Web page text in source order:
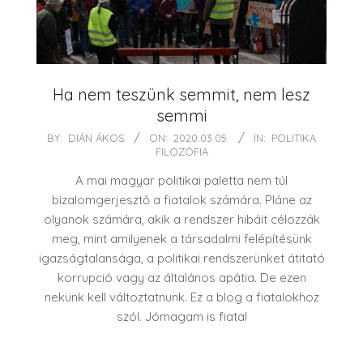
Ha nem teszünk semmit, nem lesz
semmi
2020-
BY: DIÁN ÁKOS ON: 2020.03.05. IN: POLITIKA
FILOZÓFIA
A mai magyar politikai paletta nem túl
bizalomgerjesztő a fiatalok számára. Pláne az
olyanok számára, akik a rendszer hibáit célozzák
meg, mint amilyenek a társadalmi felépítésünk
igazságtalansága, a politikai rendszerünket átitató
korrupció vagy az általános apátia. De ezen
nekünk kell változtatnunk. Ez a blog a fiatalokhoz
szól. Jómagam is fiatal